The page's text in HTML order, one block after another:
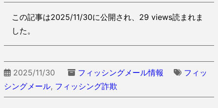
この記事は2025/11/30に公開され、29 views読まれま
した。
2025/11/30 フィッシングメール情報
フィッ
シングメール, フィッシング詐欺